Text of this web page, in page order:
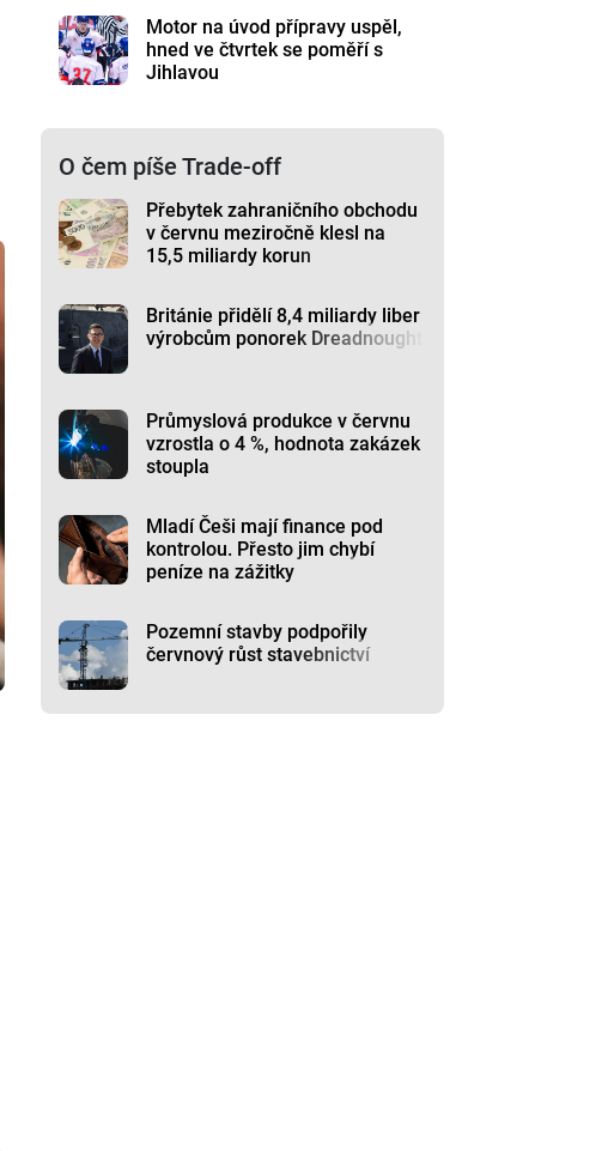
Motor na úvod přípravy uspěl,
hned ve čtvrtek se poměří s
Jihlavou
O čem píše Trade-off
Přebytek zahraničního obchodu
v červnu meziročně klesl na
15,5 miliardy korun
Británie přidělí 8,4 miliardy liber
výrobcům ponorek Dreadnought
Průmyslová produkce v červnu
vzrostla o 4 %, hodnota zakázek
stoupla
Mladí Češi mají finance pod
kontrolou. Přesto jim chybí
peníze na zážitky
Pozemní stavby podpořily
červnový růst stavebnictví